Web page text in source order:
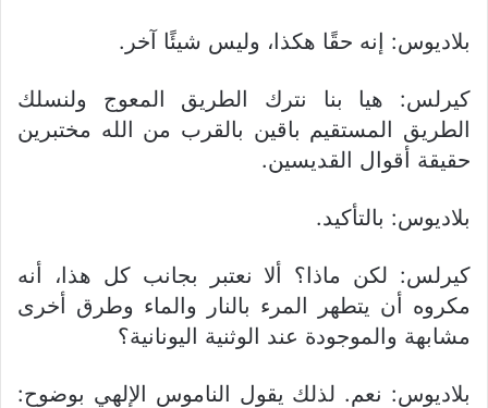
بلاديوس: إنه حقًا هكذا، وليس شيئًا آخر.
كيرلس: هيا بنا نترك الطريق المعوج ولنسلك
الطريق المستقيم باقين بالقرب من الله مختبرين
حقيقة أقوال القديسين.
بلاديوس: بالتأكيد.
كيرلس: لكن ماذا؟ ألا نعتبر بجانب كل هذا، أنه
مكروه أن يتطهر المرء بالنار والماء وطرق أخرى
مشابهة والموجودة عند الوثنية اليونانية؟
بلاديوس: نعم. لذلك يقول الناموس الإلهي بوضوح: